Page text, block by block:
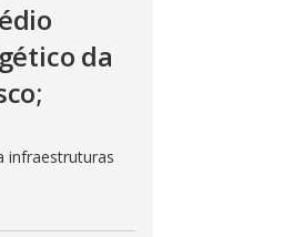
da
infraestruturas